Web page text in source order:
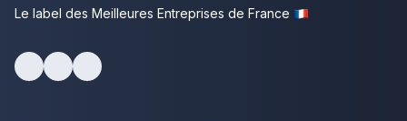
Le label des Meilleures Entreprises de France